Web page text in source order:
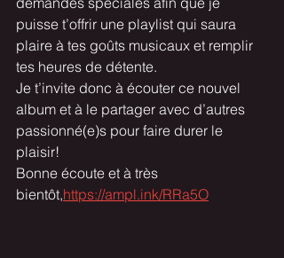
puisse t’offrir une playlist qui saura
plaire à tes goûts musicaux et remplir
tes heures de détente.
Je t’invite donc à écouter ce nouvel
album et à le partager avec d’autres
passionné(e)s pour faire durer le
plaisir!
Bonne écoute et à très
bientôt,https://ampl.ink/RRa5O